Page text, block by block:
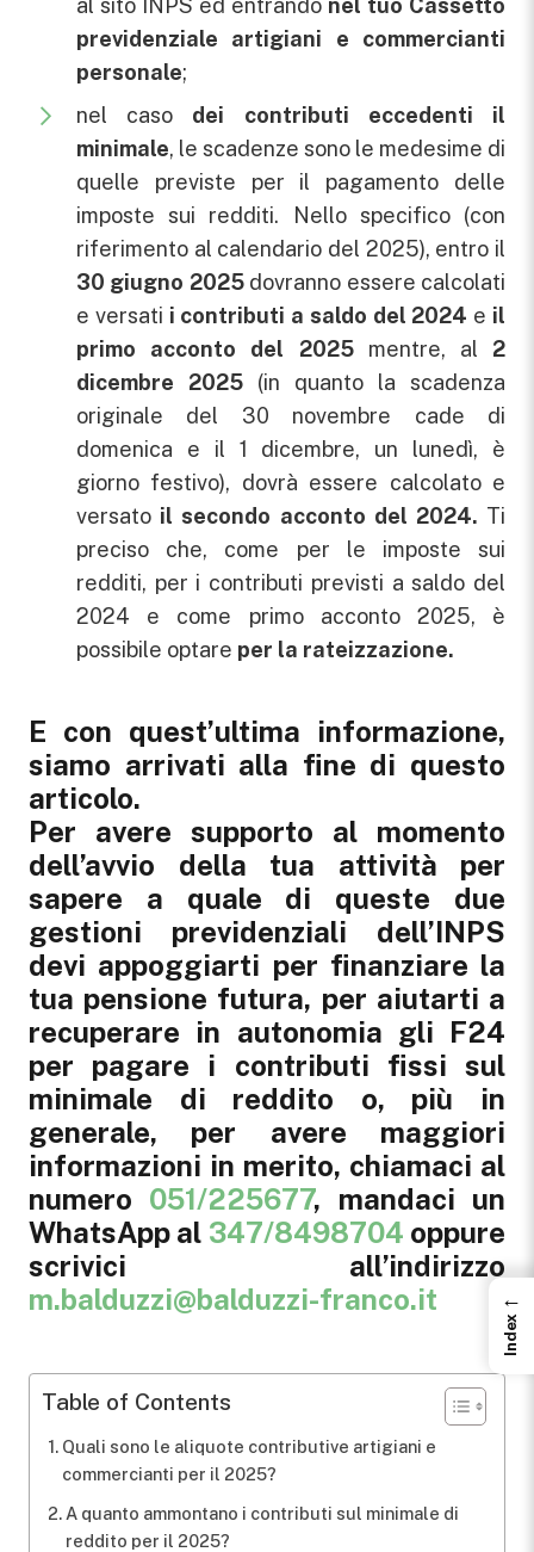
al sito INPS ed entrando nel tuo Cassetto
previdenziale artigiani e commercianti
personale;
nel caso dei contributi eccedenti il
minimale, le scadenze sono le medesime di
quelle previste per il pagamento delle
imposte sui redditi. Nello specifico (con
riferimento al calendario del 2025), entro il
30 giugno 2025 dovranno essere calcolati
e versati i contributi a saldo del 2024 e il
primo acconto del 2025mentre, al 2
dicembre 2025 (in quanto la scadenza
originale del 30 novembre cade di
domenica e il 1 dicembre, un lunedì, è
giorno festivo), dovrà essere calcolato e
versato il secondo acconto del 2024. Ti
preciso che, come per le imposte sui
redditi, per i contributi previsti a saldo del
2024 e come primo acconto 2025, è
possibile optare per la rateizzazione.
E con quest’ultima informazione,
siamo arrivati alla fine di questo
articolo.
Per avere supporto al momento
dell’avvio della tua attività per
sapere a quale di queste due
gestioni previdenziali dell’INPS
devi appoggiarti per finanziare la
tua pensione futura, per aiutarti a
recuperare in autonomia gli F24
per pagare i contributi fissi sul
minimale di reddito o, più in
generale, per avere maggiori
informazioni in merito, chiamaci al
numero 051/225677, mandaci un
WhatsApp al 347/8498704 oppure
scrivici all’indirizzo
m.balduzzi@balduzzi-franco.it
Table of Contents
Quali sono le aliquote contributive artigiani e
commercianti per il 2025?
A quanto ammontano i contributi sul minimale di
reddito per il 2025?
←
Index